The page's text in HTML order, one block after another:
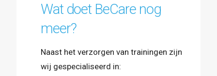
Wat doet BeCare nog
meer?
Naast het verzorgen van trainingen zijn
wij gespecialiseerd in: